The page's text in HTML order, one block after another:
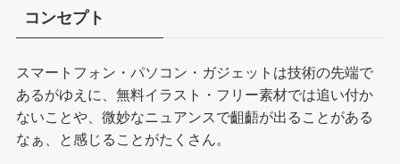
コンセプト
スマートフォン・パソコン・ガジェットは技術の先端で
あるがゆえに、無料イラスト・フリー素材では追い付か
ないことや、微妙なニュアンスで齟齬が出ることがある
なぁ、と感じることがたくさん。